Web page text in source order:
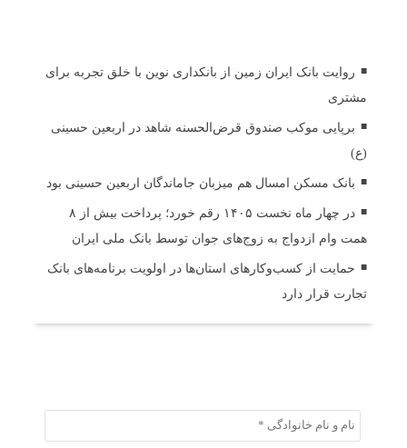
روایت بانک ایران زمین از بانکداری نوین با خلق تجربه برای
مشتری
برپایی موکب صندوق قرض‌الحسنه شاهد در اربعین حسینی
(ع)
بانک مسکن امسال هم میزبان جاماندگان اربعین حسینی بود
در چهار ماه نخست ۱۴۰۵ رقم خورد؛ پرداخت بیش از ۸
همت وام ازدواج به زوج‌های جوان توسط بانک ملی ایران
حمایت از کسب‌وکارهای استان‌ها در اولویت برنامه‌های بانک
تجارت قرار دارد